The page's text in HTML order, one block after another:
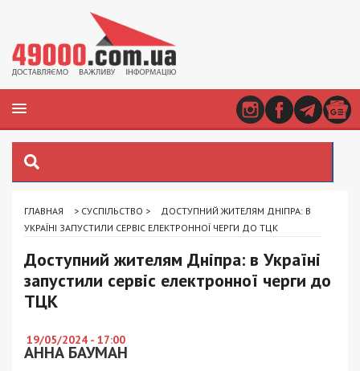
ГЛАВНАЯ > СУСПІЛЬСТВО >
ДОСТУПНИЙ ЖИТЕЛЯМ ДНІПРА: В
УКРАЇНІ ЗАПУСТИЛИ СЕРВІС ЕЛЕКТРОННОЇ ЧЕРГИ ДО ТЦК
Доступний жителям Дніпра: в Україні
запустили сервіс електронної черги до
ТЦК
19/05/2024 - 17:00
АННА БАУМАН